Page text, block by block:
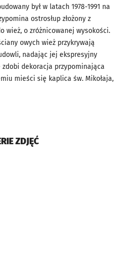
był w latach 1978-1991 na
ostrosłup złożony z
wież, o zróżnicowanej wysokości.
owych wież przykrywają
nadając jej ekspresyjny
dekoracja przypominająca
mieści się kaplica św. Mikołaja,
ZDJĘĆ